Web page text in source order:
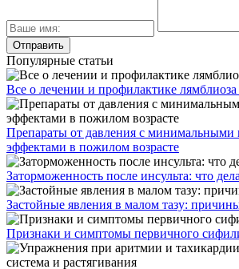
Популярные статьи
Все о лечении и профилактике лямблиоза
Препараты от давления с
эффектами в пожилом возрасте
Заторможенность после инсульта: что
Застойные явления в малом тазу:
Признаки и симптомы первичного